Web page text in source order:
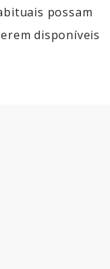
possam
disponíveis